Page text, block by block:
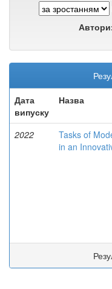
Дата
випуску
Назва
2022
Tasks of
in an